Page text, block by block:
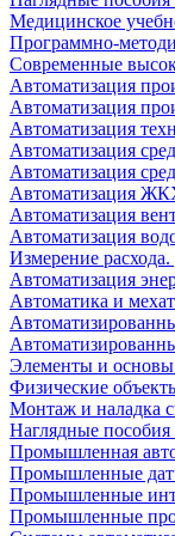
Медицинское
Программно-
Современные
Автоматизация
Автоматизация
Автоматизация
Автоматизация
Автоматизация
Автоматизация
Автоматизация
Автоматизация
Измерение
Автоматизация
Автоматика и
Элементы и основы
Физические
Монтаж и наладка
Наглядные пособия
Промышленная
Промышленные
Промышленные
Промышленные